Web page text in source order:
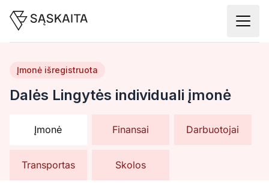
Dalės Lingytės individuali įmonė
Įmonė išregistruota
Įmonė Finansai Darbuotojai
Transportas Skolos